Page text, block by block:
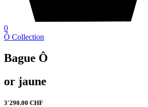
0
Ô Collection
Bague Ô
or jaune
3'290.00 CHF